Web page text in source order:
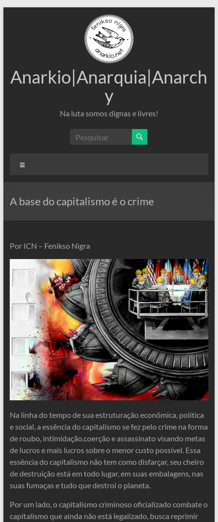
Anarkio|Anarquia|Anarch
y
Na luta somos dignas e livres!
A base do capitalismo é o crime
Por ICN – Fenikso Nigra
Na linha do tempo de sua estruturação econômica, política
e social, a essência do capitalismo se fez pelo crime na forma
de roubo, intimidação,coerção e assassinato visando metas
de lucros e mais lucros sobre o menor custo possível. Essa
essência do capitalismo não tem como disfarçar, seu cheiro
de destruição está em todo lugar, em suas embalagens, nas
suas fumaças e tudo que destroi o planeta.
Por um lado, o capitalismo criminoso oficializado combate o
capitalismo que ainda não está legalizado, busca reprimir